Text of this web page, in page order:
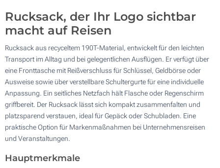
Rucksack, der Ihr Logo sichtbar
macht auf Reisen
Rucksack aus recyceltem 190T-Material, entwickelt für den leichten
Transport im Alltag und bei gelegentlichen Ausflügen. Er verfügt über
eine Fronttasche mit Reißverschluss für Schlüssel, Geldbörse oder
Ausweise sowie über verstellbare Schultergurte für eine individuelle
Anpassung. Ein seitliches Netzfach hält Flasche oder Regenschirm
griffbereit. Der Rucksack lässt sich kompakt zusammenfalten und
platzsparend verstauen, ideal für Gepäck oder Schubladen. Eine
praktische Option für Markenmaßnahmen bei Unternehmensreisen
und Veranstaltungen.
Hauptmerkmale